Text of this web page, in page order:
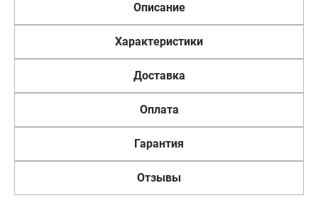
Описание
Характеристики
Доставка
Оплата
Гарантия
Отзывы